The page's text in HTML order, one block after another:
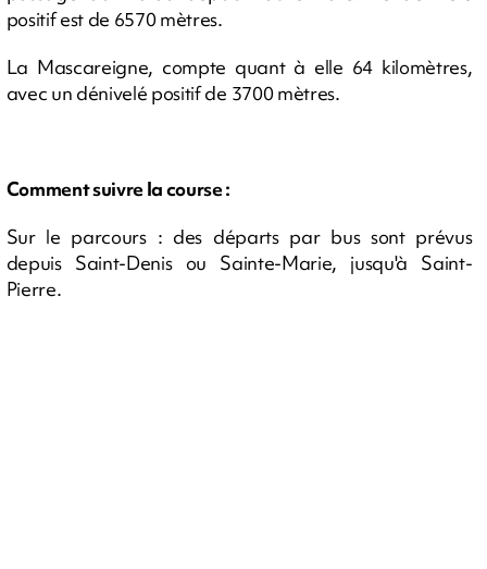
positif est de 6570 mètres.
La Mascareigne, compte quant à elle 64 kilomètres,
avec un dénivelé positif de 3700 mètres.
Comment suivre la course :
Sur le parcours : des départs par bus sont prévus
depuis Saint-Denis ou Sainte-Marie, jusqu'à Saint-
Pierre.